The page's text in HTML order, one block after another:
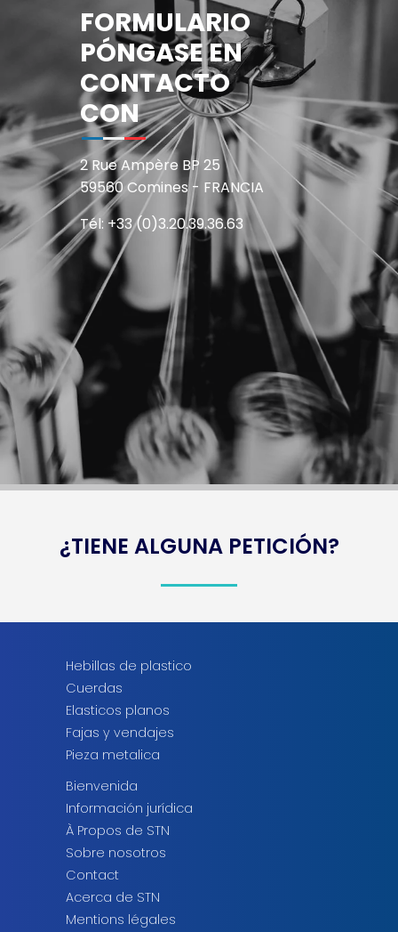
FORMULARIO
PÓNGASE EN
CONTACTO
CON
2 Rue Ampère BP 25
59560 Comines - FRANCIA
Tél: +33 (0)3.20.39.36.63
¿TIENE ALGUNA PETICIÓN?
Hebillas de plastico
Cuerdas
Elasticos planos
Fajas y vendajes
Pieza metalica
Bienvenida
Información jurídica
À Propos de STN
Sobre nosotros
Contact
Acerca de STN
Mentions légales